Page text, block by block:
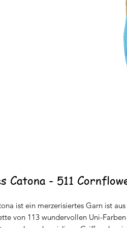
Catona - 511
ist ein merzerisiertes Garn ist
von 113 wundervollen Uni-